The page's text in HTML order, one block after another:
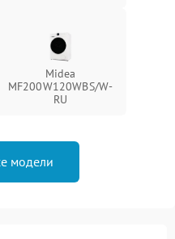
Midea
MF200W120WBS/W-
RU
модели